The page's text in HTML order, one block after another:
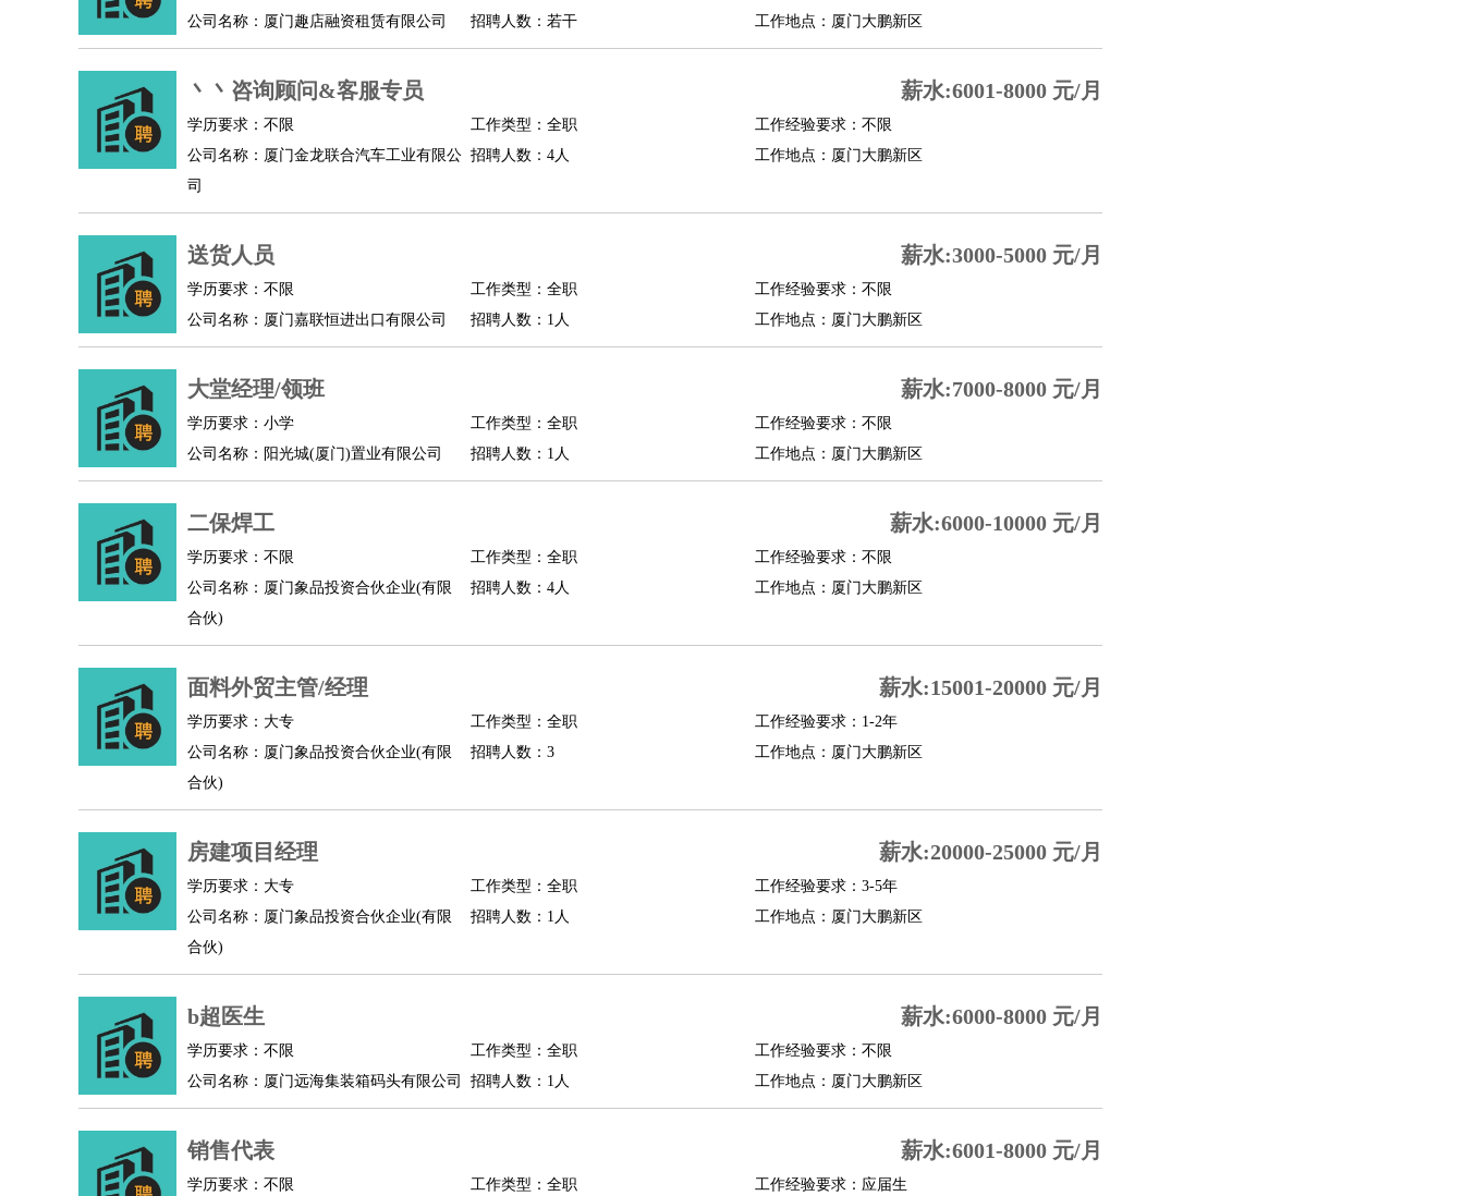
公司名称：厦门趣店融资租赁有限公司
招聘人数：若干 工作地点：厦门大鹏新区
丶丶咨询顾问&客服专员 薪水:6001-8000 元/月
学历要求：不限 工作类型：全职
工作经验要求：不限
公司名称：厦门金龙联合汽车工业有限公
司
招聘人数：4人 工作地点：厦门大鹏新区
送货人员 薪水:3000-5000 元/月
学历要求：不限 工作类型：全职
工作经验要求：不限
公司名称：厦门嘉联恒进出口有限公司
招聘人数：1人 工作地点：厦门大鹏新区
大堂经理/领班 薪水:7000-8000 元/月
学历要求：小学 工作类型：全职
工作经验要求：不限
公司名称：阳光城(厦门)置业有限公司
招聘人数：1人 工作地点：厦门大鹏新区
二保焊工 薪水:6000-10000 元/月
学历要求：不限 工作类型：全职
工作经验要求：不限
公司名称：厦门象品投资合伙企业(有限
合伙)
招聘人数：4人 工作地点：厦门大鹏新区
面料外贸主管/经理 薪水:15001-20000 元/月
学历要求：大专 工作类型：全职
工作经验要求：1-2年
公司名称：厦门象品投资合伙企业(有限
合伙)
招聘人数：3 工作地点：厦门大鹏新区
房建项目经理 薪水:20000-25000 元/月
学历要求：大专 工作类型：全职
工作经验要求：3-5年
公司名称：厦门象品投资合伙企业(有限
合伙)
招聘人数：1人 工作地点：厦门大鹏新区
b超医生 薪水:6000-8000 元/月
学历要求：不限 工作类型：全职
工作经验要求：不限
公司名称：厦门远海集装箱码头有限公司
招聘人数：1人 工作地点：厦门大鹏新区
销售代表 薪水:6001-8000 元/月
学历要求：不限 工作类型：全职
工作经验要求：应届生